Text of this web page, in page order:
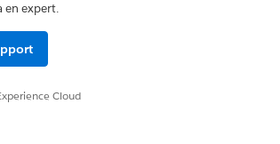
en expert.
Cloud